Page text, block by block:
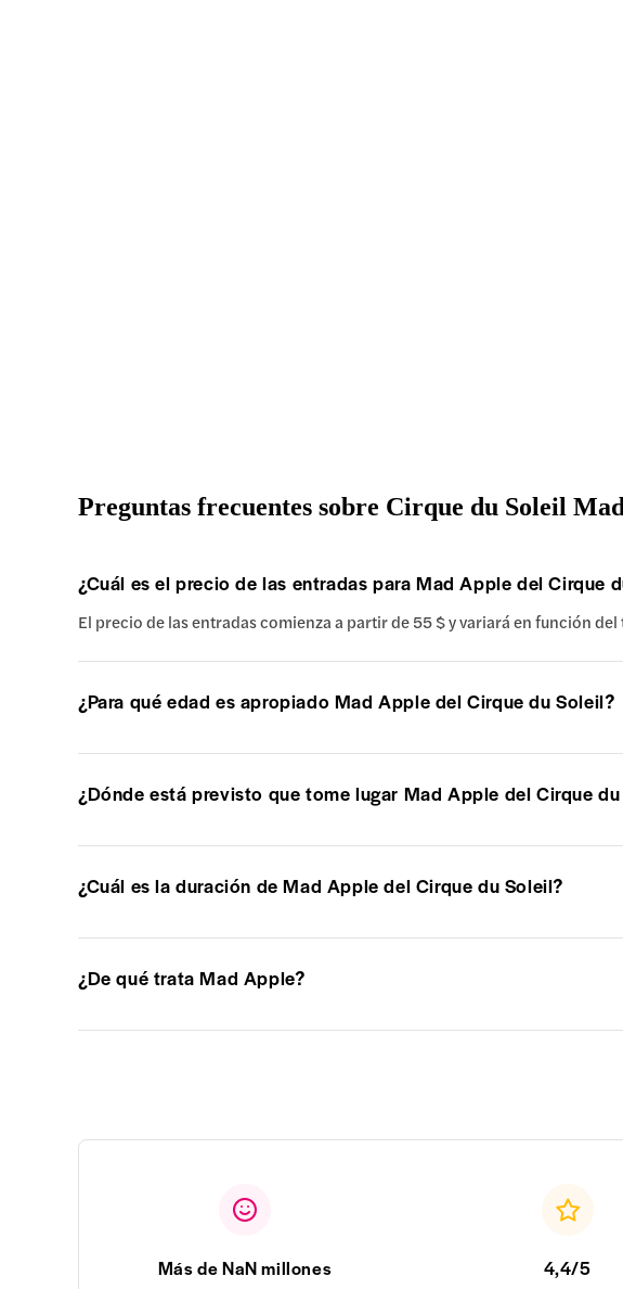
Preguntas frecuentes sobre Cirque du Soleil
¿Cuál es el precio de las entradas para Mad Apple del Cirque
El precio de las entradas comienza a partir de 55 $ y variará en función
¿Para qué edad es apropiado Mad Apple del Cirque du Soleil?
¿Dónde está previsto que tome lugar Mad Apple del Cirque du
¿Cuál es la duración de Mad Apple del Cirque du Soleil?
¿De qué trata Mad Apple?
Más de NaN millones 4,4/5